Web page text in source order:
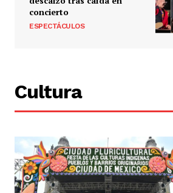
concierto
ESPECTÁCULOS
Cultura